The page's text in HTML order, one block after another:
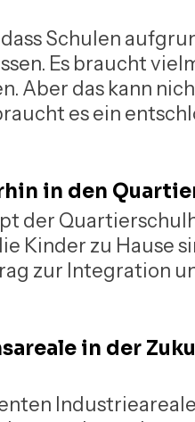
Schulen
Es braucht
Aber das kann
es ein
in den
der
Kinder zu Hause
zur Integration
in der